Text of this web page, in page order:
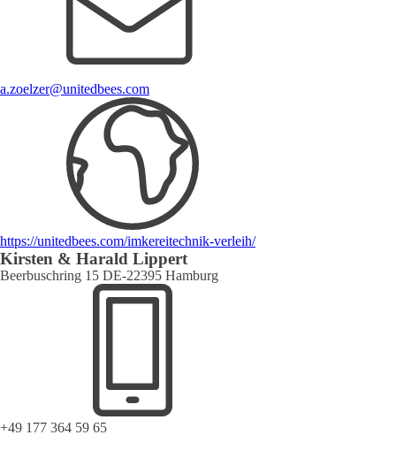
a.zoelzer@unitedbees.com
https://unitedbees.com/imkereitechnik-verleih/
Kirsten & Harald Lippert
Beerbuschring 15 DE-22395 Hamburg
+49 177 364 59 65